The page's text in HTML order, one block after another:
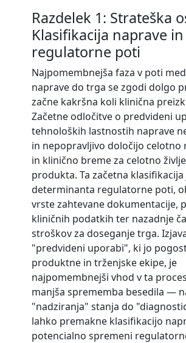
Razdelek 1: Strateška
Klasifikacija naprave
regulatorne poti
Najpomembnejša faza v poti
naprave do trga se zgodi dolgo
začne kakršna koli klinična
Začetne odločitve o predvideni
tehnoloških lastnostih naprave
in nepopravljivo določijo celotno
in klinično breme za celotno
produkta. Ta začetna
determinanta regulatorne poti,
vrste zahtevane dokumentacije,
kliničnih podatkih ter nazadnje
stroškov za doseganje trga.
"predvideni uporabi", ki jo
produktne in trženjske ekipe, je
najpomembnejši vhod v ta
manjša sprememba besedila —
"nadziranja" stanja do
lahko premakne klasifikacijo
potencialno spremeni